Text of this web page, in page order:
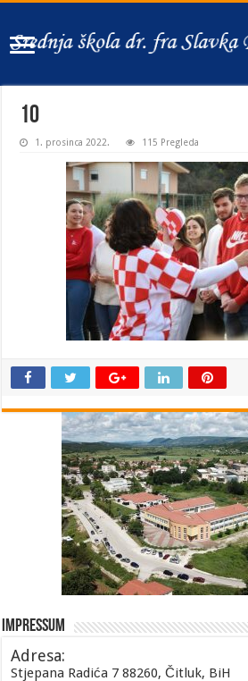
10
1. prosinca 2022. 115 Pregleda
Impressum
Adresa:
Stjepana Radića 7 88260, Čitluk, BiH